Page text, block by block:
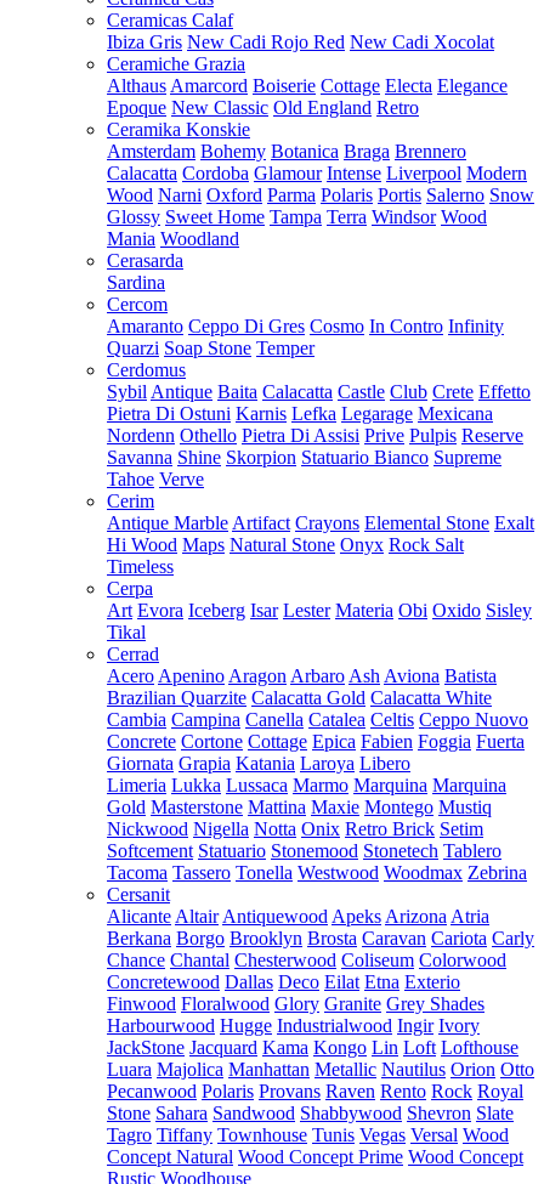
Ceramicas Calaf
Ibiza Gris New Cadi Rojo Red New Cadi Xocolat
Ceramiche Grazia
Althaus Amarcord Boiserie Cottage Electa Elegance
Epoque New Classic Old England Retro
Ceramika Konskie
Amsterdam Bohemy Botanica Braga Brennero
Calacatta Cordoba Glamour Intense Liverpool Modern
Wood Narni Oxford Parma Polaris Portis Salerno Snow
Glossy Sweet Home Tampa Terra Windsor Wood
Mania Woodland
Cerasarda
Sardina
Cercom
Amaranto Ceppo Di Gres Cosmo In Contro Infinity
Quarzi Soap Stone Temper
Cerdomus
Sybil Antique Baita Calacatta Castle Club Crete Effetto
Pietra Di Ostuni Karnis Lefka Legarage Mexicana
Nordenn Othello Pietra Di Assisi Prive Pulpis Reserve
Savanna Shine Skorpion Statuario Bianco Supreme
Tahoe Verve
Cerim
Antique Marble Artifact Crayons Elemental Stone Exalt
Hi Wood Maps Natural Stone Onyx Rock Salt
Timeless
Cerpa
Art Evora Iceberg Isar Lester Materia Obi Oxido Sisley
Tikal
Cerrad
Acero Apenino Aragon Arbaro Ash Aviona Batista
Brazilian Quarzite Calacatta Gold Calacatta White
Cambia Campina Canella Catalea Celtis Ceppo Nuovo
Concrete Cortone Cottage Epica Fabien Foggia Fuerta
Giornata Grapia Katania Laroya Libero
Limeria Lukka Lussaca Marmo Marquina Marquina
Gold Masterstone Mattina Maxie Montego Mustiq
Nickwood Nigella Notta Onix Retro Brick Setim
Softcement Statuario Stonemood Stonetech Tablero
Tacoma Tassero Tonella Westwood Woodmax Zebrina
Cersanit
Alicante Altair Antiquewood Apeks Arizona Atria
Berkana Borgo Brooklyn Brosta Caravan Cariota Carly
Chance Chantal Chesterwood Coliseum Colorwood
Concretewood Dallas Deco Eilat Etna Exterio
Finwood Floralwood Glory Granite Grey Shades
Harbourwood Hugge Industrialwood Ingir Ivory
JackStone Jacquard Kama Kongo Lin Loft Lofthouse
Luara Majolica Manhattan Metallic Nautilus Orion Otto
Pecanwood Polaris Provans Raven Rento Rock Royal
Stone Sahara Sandwood Shabbywood Shevron Slate
Tagro Tiffany Townhouse Tunis Vegas Versal Wood
Concept Natural Wood Concept Prime Wood Concept
Rustic Woodhouse